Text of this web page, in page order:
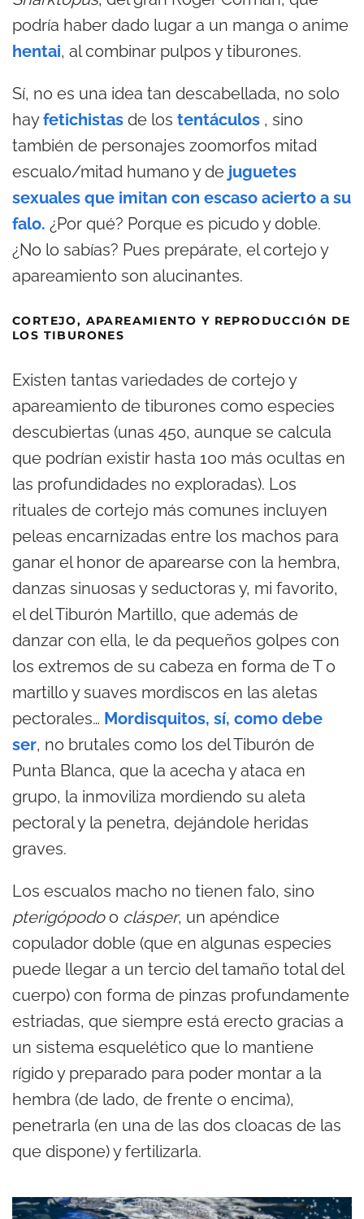
podría haber dado lugar a un manga o anime
hentai, al combinar pulpos y tiburones.
Sí, no es una idea tan descabellada, no solo
hayfetichistas de los tentáculos , sino
también de personajes zoomorfos mitad
escualo/mitad humano y de juguetes
sexuales que imitan con escaso acierto a su
falo. ¿Por qué? Porque es picudo y doble.
¿No lo sabías? Pues prepárate, el cortejo y
apareamiento son alucinantes.
CORTEJO, APAREAMIENTO Y REPRODUCCIÓN DE
LOS TIBURONES
Existen tantas variedades de cortejo y
apareamiento de tiburones como especies
descubiertas (unas 450, aunque se calcula
que podrían existir hasta 100 más ocultas en
las profundidades no exploradas). Los
rituales de cortejo más comunes incluyen
peleas encarnizadas entre los machos para
ganar el honor de aparearse con la hembra,
danzas sinuosas y seductoras y, mi favorito,
el del Tiburón Martillo, que además de
danzar con ella, le da pequeños golpes con
los extremos de su cabeza en forma de T o
martillo y suaves mordiscos en las aletas
pectorales… Mordisquitos, sí, como debe
ser, no brutales como los del Tiburón de
Punta Blanca, que la acecha y ataca en
grupo, la inmoviliza mordiendo su aleta
pectoral y la penetra, dejándole heridas
graves.
Los escualos macho no tienen falo, sino
pterigópodoo clásper, un apéndice
copulador doble (que en algunas especies
puede llegar a un tercio del tamaño total del
cuerpo) con forma de pinzas profundamente
estriadas, que siempre está erecto gracias a
un sistema esquelético que lo mantiene
rígido y preparado para poder montar a la
hembra (de lado, de frente o encima),
penetrarla (en una de las dos cloacas de las
que dispone) y fertilizarla.